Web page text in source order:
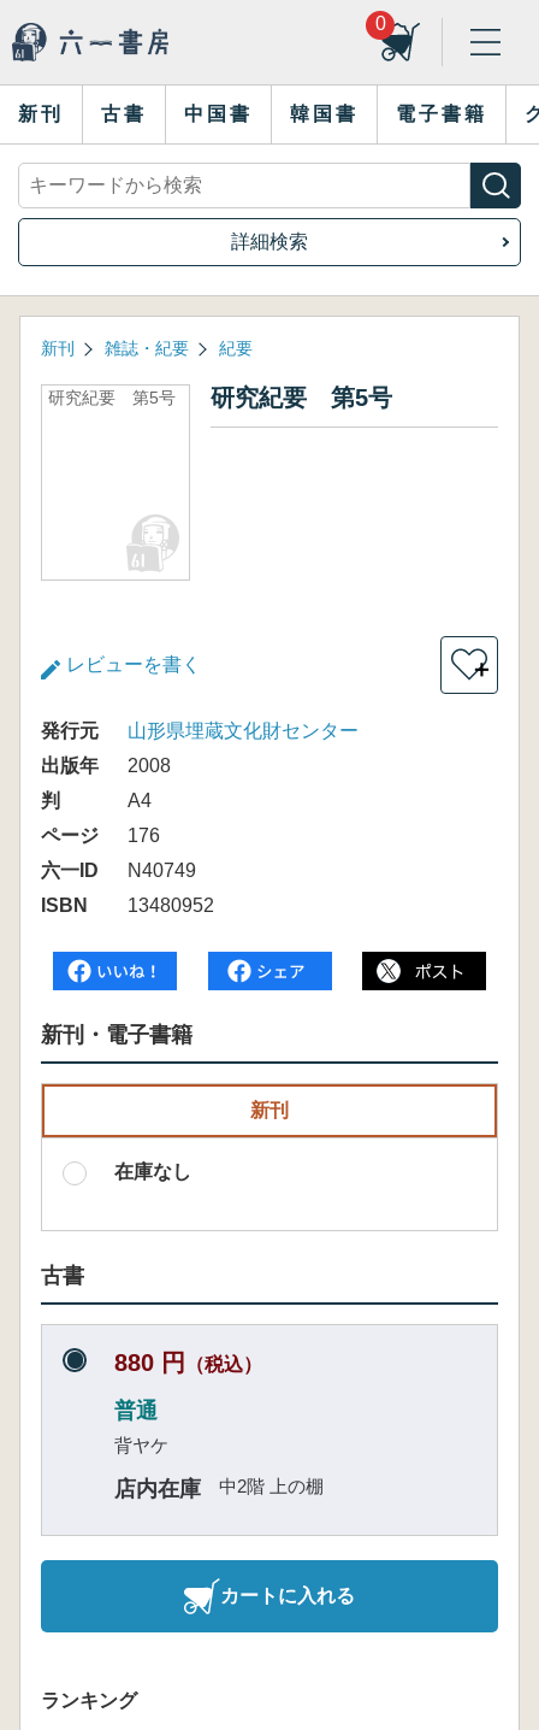
0
新刊 古書 中国書 韓国書 電子書籍
詳細検索
新刊 雑誌・紀要 紀要
研究紀要 第5号 研究紀要 第5号
レビューを書く ＋
発行元
山形県埋蔵文化財センター
出版年
2008
判
A4
ページ
176
六一ID
N40749
ISBN
13480952
新刊・電子書籍
新刊
在庫なし
古書
880 円 （税込）
普通
背ヤケ
店内在庫 中2階 上の棚
カートに入れる
ランキング